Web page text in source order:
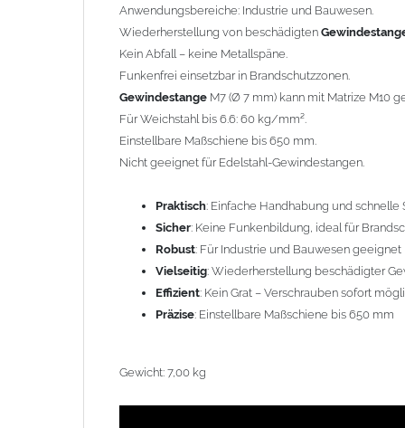
Gewicht: 7,00 kg
Anwendungsbereiche: Industrie und Bauwesen.
Wiederherstellung von beschädigten
Kein Abfall – keine Metallspäne.
Funkenfrei einsetzbar in Brandschutzzonen.
Gewindestange M7 (Ø 7 mm) kann mit Matrize M10
Für Weichstahl bis 6.6: 60 kg/mm².
Einstellbare Maßschiene bis 650 mm.
Nicht geeignet für Edelstahl-Gewindestangen.
Praktisch: Einfache Handhabung und schnelle
Sicher: Keine Funkenbildung, ideal für
Robust: Für Industrie und Bauwesen geeignet
Vielseitig: Wiederherstellung beschädigter
Effizient: Kein Grat – Verschrauben sofort
Präzise: Einstellbare Maßschiene bis 650 mm
Gewicht: 7,00 kg